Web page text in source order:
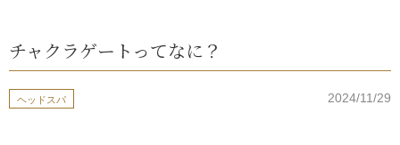
チャクラゲートってなに？
ヘッドスパ 2024/11/29